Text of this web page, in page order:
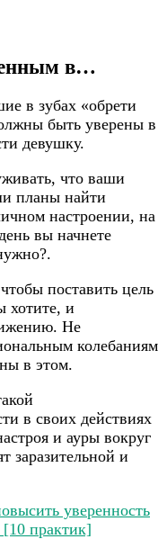
в…
в зубах «обрети
быть уверены в
девушку.
что ваши
планы найти
настроении, на
вы начнете
поставить цель
хотите, и
Не
колебаниям
в этом.
в своих действиях
и ауры вокруг
заразительной и
уверенность
[10 практик]